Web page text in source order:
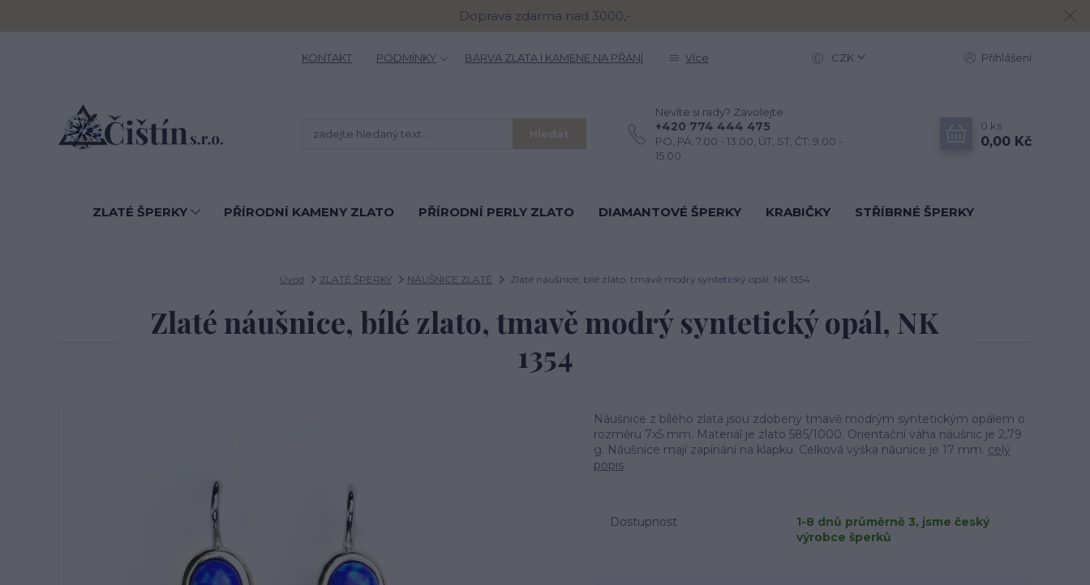
Doprava zdarma nad 3000,-
KONTAKT PODMÍNKY BARVA ZLATA I KAMENE NA PŘÁNÍ Více CZK Přihlášení
Hledat
Nevíte si rady? Zavolejte.
+420 774 444 475
PO, PÁ: 7.00 - 13.00, ÚT, ST, ČT: 9.00 -
15.00
0 ks
0,00 Kč
ZLATÉ ŠPERKY PŘÍRODNÍ KAMENY ZLATO PŘÍRODNÍ PERLY ZLATO DIAMANTOVÉ ŠPERKY KRABIČKY STŘÍBRNÉ ŠPERKY
Úvod ZLATÉ ŠPERKY NÁUŠNICE ZLATÉ Zlaté náušnice, bílé zlato, tmavě modrý syntetický opál, NK 1354
Zlaté náušnice, bílé zlato, tmavě modrý syntetický opál, NK
1354
Náušnice z bílého zlata jsou zdobeny tmavě modrým syntetickým opálem o
rozměru 7x5 mm. Materiál je zlato 585/1000. Orientační váha náušnic je 2,79
g. Náušnice mají zapínání na klapku. Celková výška náunice je 17 mm. celý
popis
Dostupnost
1-8 dnů průměrně 3, jsme český
výrobce šperků